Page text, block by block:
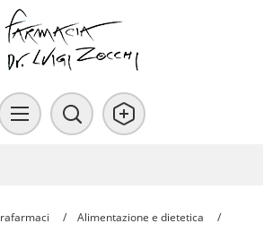
/ Alimentazione e dietetica
/